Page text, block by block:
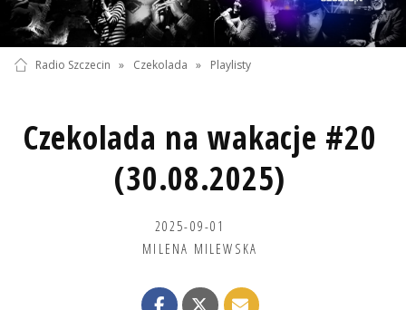
Radio Szczecin » Czekolada » Playlisty
Czekolada na wakacje #20
(30.08.2025)
2025-09-01
MILENA MILEWSKA